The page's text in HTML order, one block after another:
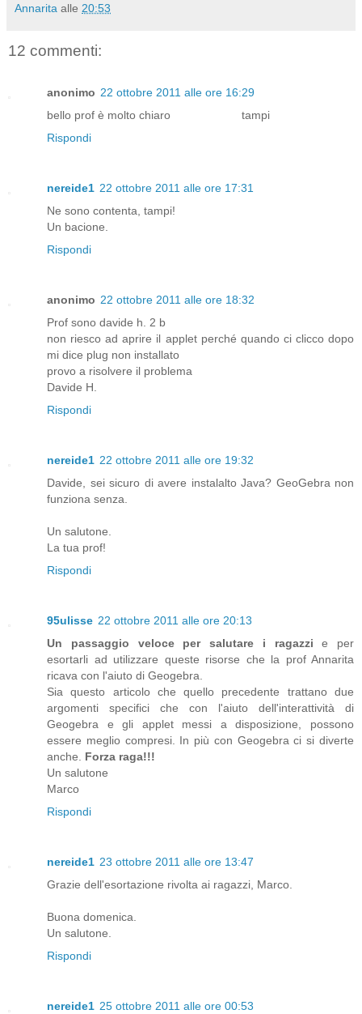
Annarita alle 20:53
12 commenti:
anonimo 22 ottobre 2011 alle ore 16:29
bello prof è molto chiaro tampi
Rispondi
nereide1 22 ottobre 2011 alle ore 17:31
Ne sono contenta, tampi!
Un bacione.
Rispondi
anonimo 22 ottobre 2011 alle ore 18:32
Prof sono davide h. 2 b
non riesco ad aprire il applet perché quando ci clicco dopo
mi dice plug non installato
provo a risolvere il problema
Davide H.
Rispondi
nereide1 22 ottobre 2011 alle ore 19:32
Davide, sei sicuro di avere instalalto Java? GeoGebra non
funziona senza.
Un salutone.
La tua prof!
Rispondi
95ulisse 22 ottobre 2011 alle ore 20:13
Un passaggio veloce per salutare i ragazzi e per
esortarli ad utilizzare queste risorse che la prof Annarita
ricava con l'aiuto di Geogebra.
Sia questo articolo che quello precedente trattano due
argomenti specifici che con l'aiuto dell'interattività di
Geogebra e gli applet messi a disposizione, possono
essere meglio compresi. In più con Geogebra ci si diverte
anche. Forza raga!!!
Un salutone
Marco
Rispondi
nereide1 23 ottobre 2011 alle ore 13:47
Grazie dell'esortazione rivolta ai ragazzi, Marco.
Buona domenica.
Un salutone.
Rispondi
nereide1 25 ottobre 2011 alle ore 00:53